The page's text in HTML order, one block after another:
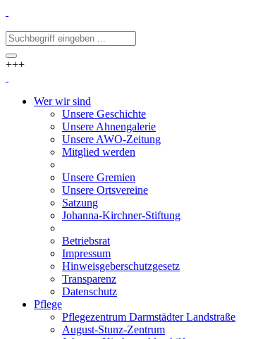
+++
Wer wir sind
Unsere Geschichte
Unsere Ahnengalerie
Unsere AWO-Zeitung
Mitglied werden
Unsere Gremien
Unsere Ortsvereine
Satzung
Johanna-Kirchner-Stiftung
Betriebsrat
Impressum
Hinweisgeberschutzgesetz
Transparenz
Datenschutz
Pflege
Pflegezentrum Darmstädter Landstraße
August-Stunz-Zentrum